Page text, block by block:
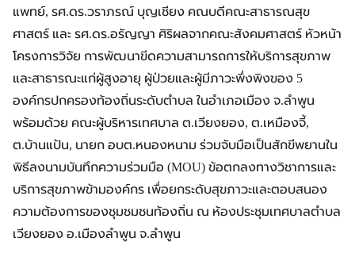
แพทย์, รศ.ดร.วราภรณ์ บุญเชียง คณบดีคณะสาธารณสุข
ศาสตร์ และ รศ.ดร.อรัญญา ศิริผลจากคณะสังคมศาสตร์ หัวหน้า
โครงการวิจัย การพัฒนาขีดความสามารถการให้บริการสุขภาพ
และสาธารณะแก่ผู้สูงอายุ ผู้ป่วยและผู้มีภาวะพึ่งพิงของ 5
องค์กรปกครองท้องถิ่นระดับตำบล ในอำเภอเมือง จ.ลำพูน
พร้อมด้วย คณะผู้บริหารเทศบาล ต.เวียงยอง, ต.เหมืองจี้,
ต.บ้านแป้น, นายก อบต.หนองหนาม ร่วมจับมือเป็นสักขีพยานใน
พิธีลงนามบันทึกความร่วมมือ (MOU) ข้อตกลงทางวิชาการและ
บริการสุขภาพข้ามองค์กร เพื่อยกระดับสุขภาวะและตอบสนอง
ความต้องการของชุมชมชนท้องถิ่น ณ ห้องประชุมเทศบาลตำบล
เวียงยอง อ.เมืองลำพูน จ.ลำพูน